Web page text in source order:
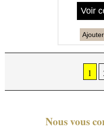
Voir
1
Nous vous